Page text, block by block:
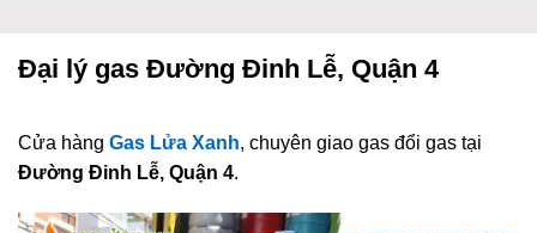
Đại lý gas Đường Đinh Lễ, Quận 4
Cửa hàng Gas Lửa Xanh, chuyên giao gas đổi gas tại
Đường Đinh Lễ, Quận 4.